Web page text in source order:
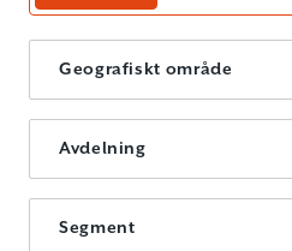
Geografiskt område
Avdelning
Segment